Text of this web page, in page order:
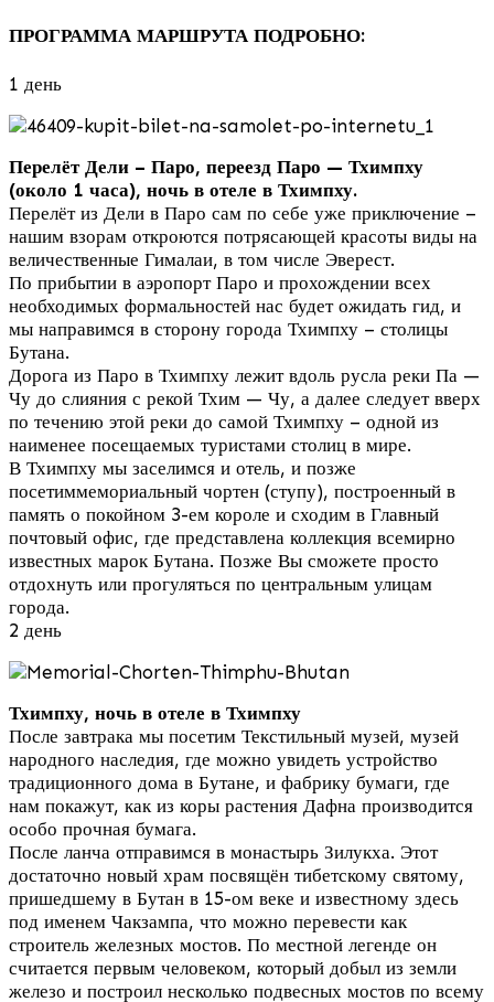
ПРОГРАММА МАРШРУТА ПОДРОБНО:
1 день
Перелёт Дели – Паро, переезд Паро — Тхимпху
(около 1 часа), ночь в отеле в Тхимпху.
Перелёт из Дели в Паро сам по себе уже приключение –
нашим взорам откроются потрясающей красоты виды на
величественные Гималаи, в том числе Эверест.
По прибытии в аэропорт Паро и прохождении всех
необходимых формальностей нас будет ожидать гид, и
мы направимся в сторону города Тхимпху – столицы
Бутана.
Дорога из Паро в Тхимпху лежит вдоль русла реки Па —
Чу до слияния с рекой Тхим — Чу, а далее следует вверх
по течению этой реки до самой Тхимпху – одной из
наименее посещаемых туристами столиц в мире.
В Тхимпху мы заселимся и отель, и позже
посетиммемориальный чортен (ступу), построенный в
память о покойном 3-ем короле и сходим в Главный
почтовый офис, где представлена коллекция всемирно
известных марок Бутана. Позже Вы сможете просто
отдохнуть или прогуляться по центральным улицам
города.
2 день
Тхимпху, ночь в отеле в Тхимпху
После завтрака мы посетим Текстильный музей, музей
народного наследия, где можно увидеть устройство
традиционного дома в Бутане, и фабрику бумаги, где
нам покажут, как из коры растения Дафна производится
особо прочная бумага.
После ланча отправимся в монастырь Зилукха. Этот
достаточно новый храм посвящён тибетскому святому,
пришедшему в Бутан в 15-ом веке и известному здесь
под именем Чакзампа, что можно перевести как
строитель железных мостов. По местной легенде он
считается первым человеком, который добыл из земли
железо и построил несколько подвесных мостов по всему